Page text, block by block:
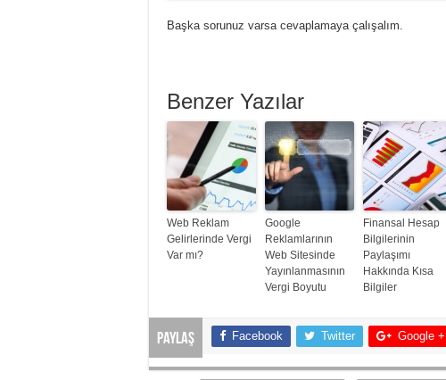
Başka sorunuz varsa cevaplamaya çalışalım.
Benzer Yazılar
Web Reklam
Gelirlerinde Vergi
Var mı?
Google
Reklamlarının
Web Sitesinde
Yayınlanmasının
Vergi Boyutu
Finansal Hesap
Bilgilerinin
Paylaşımı
Hakkında Kısa
Bilgiler
Paylaş Facebook Twitter Google +